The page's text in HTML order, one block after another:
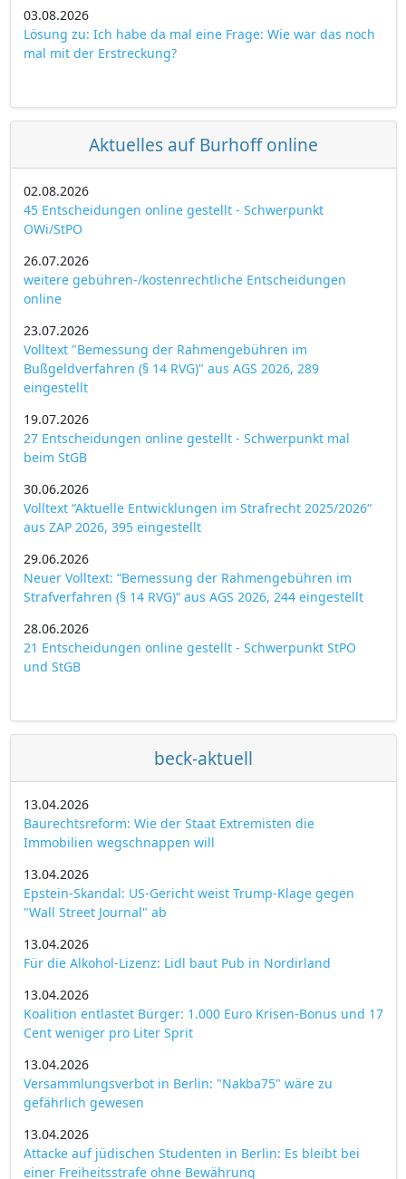
03.08.2026
Lösung zu: Ich habe da mal eine Frage: Wie war das noch
mal mit der Erstreckung?
Aktuelles auf Burhoff online
02.08.2026
45 Entscheidungen online gestellt - Schwerpunkt
OWi/StPO
26.07.2026
weitere gebühren-/kostenrechtliche Entscheidungen
online
23.07.2026
Volltext "Bemessung der Rahmengebühren im
Bußgeldverfahren (§ 14 RVG)" aus AGS 2026, 289
eingestellt
19.07.2026
27 Entscheidungen online gestellt - Schwerpunkt mal
beim StGB
30.06.2026
Volltext “Aktuelle Entwicklungen im Strafrecht 2025/2026“
aus ZAP 2026, 395 eingestellt
29.06.2026
Neuer Volltext: “Bemessung der Rahmengebühren im
Strafverfahren (§ 14 RVG)“ aus AGS 2026, 244 eingestellt
28.06.2026
21 Entscheidungen online gestellt - Schwerpunkt StPO
und StGB
beck-aktuell
13.04.2026
Baurechtsreform: Wie der Staat Extremisten die
Immobilien wegschnappen will
13.04.2026
Epstein-Skandal: US-Gericht weist Trump-Klage gegen
"Wall Street Journal" ab
13.04.2026
Für die Alkohol-Lizenz: Lidl baut Pub in Nordirland
13.04.2026
Koalition entlastet Bürger: 1.000 Euro Krisen-Bonus und 17
Cent weniger pro Liter Sprit
13.04.2026
Versammlungsverbot in Berlin: "Nakba75" wäre zu
gefährlich gewesen
13.04.2026
Attacke auf jüdischen Studenten in Berlin: Es bleibt bei
einer Freiheitsstrafe ohne Bewährung